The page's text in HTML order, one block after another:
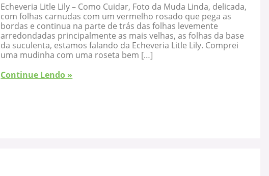
Echeveria Litle Lily – Como Cuidar, Foto da Muda Linda, delicada,
com folhas carnudas com um vermelho rosado que pega as
bordas e continua na parte de trás das folhas levemente
arredondadas principalmente as mais velhas, as folhas da base
da suculenta, estamos falando da Echeveria Litle Lily. Comprei
uma mudinha com uma roseta bem […]
Continue Lendo »